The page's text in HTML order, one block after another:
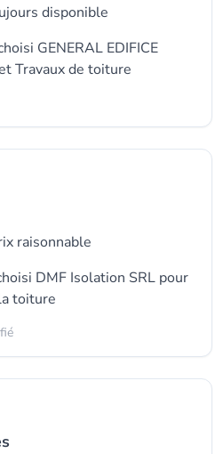
disponible
GENERAL EDIFICE
Travaux de toiture
raisonnable
DMF Isolation SRL pour
toiture